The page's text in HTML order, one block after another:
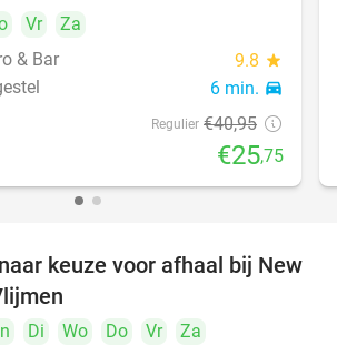
Vr
Za
& Bar
9.8 star
6 min. directions_car
Regulier €40,95
€25,75
55%
keuze voor afhaal bij New
Di Wo Do Vr
Za